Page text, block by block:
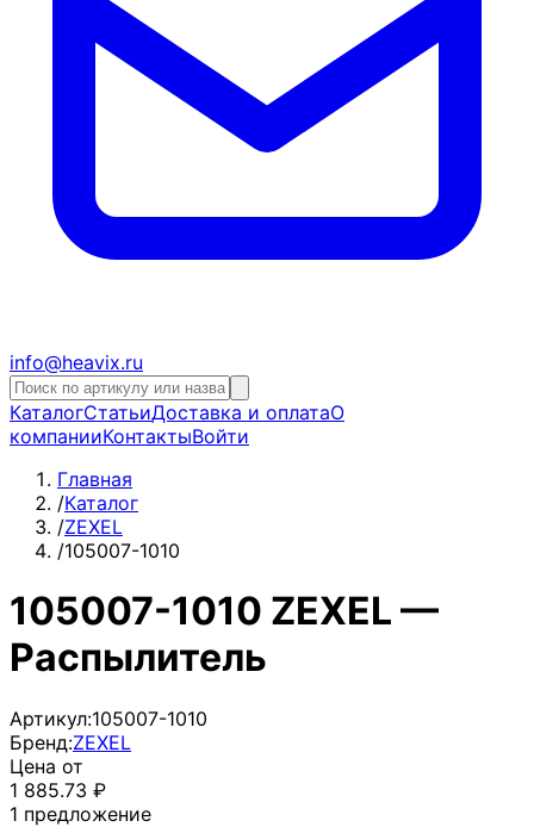
info@heavix.ru
КаталогСтатьиДоставка и оплатаО
компанииКонтактыВойти
Главная
/Каталог
/ZEXEL
/105007-1010
105007-1010 ZEXEL —
Распылитель
Артикул:105007-1010
Бренд:ZEXEL
Цена от
1 885.73 ₽
1 предложение